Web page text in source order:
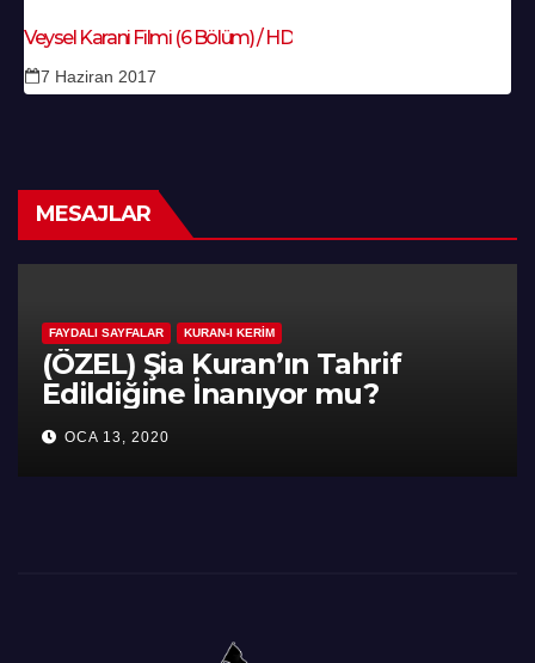
Veysel Karani Filmi (6 Bölüm) / HD
7 Haziran 2017
MESAJLAR
FAYDALI SAYFALAR KURAN-I KERIM
(ÖZEL) Şia Kuran’ın Tahrif
Edildiğine İnanıyor mu?
OCA 13, 2020